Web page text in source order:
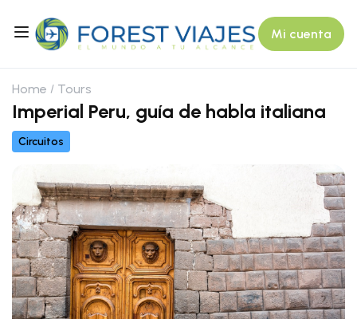
Mi cuenta
Home Tours
Imperial Peru, guía de habla italiana
Circuitos